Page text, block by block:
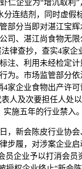
仁企业为“增沉取利
分连结剂，同时虚假
部分当即对湛江宝
司、湛江尚食物无
律查抄，查实4家企
注、利用未经检定
为。市场监管部分
4家企业食物出产许
人及次要担任人处
实施五年的行业禁入。
新会陈皮行业协会
步履，对涉案企业
员企业予以打消会员